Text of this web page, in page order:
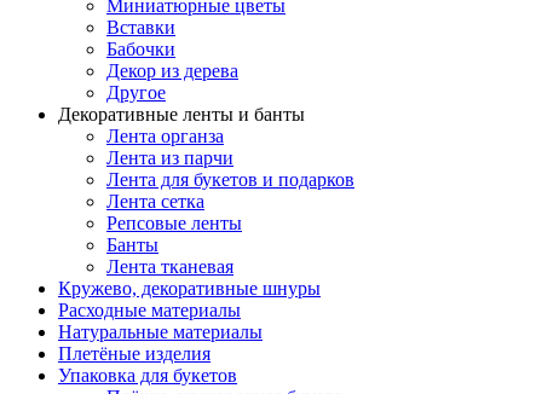
Миниатюрные цветы
Вставки
Бабочки
Декор из дерева
Другое
Декоративные ленты и банты
Лента органза
Лента из парчи
Лента для букетов и подарков
Лента сетка
Репсовые ленты
Банты
Лента тканевая
Кружево, декоративные шнуры
Расходные материалы
Натуральные материалы
Плетёные изделия
Упаковка для букетов